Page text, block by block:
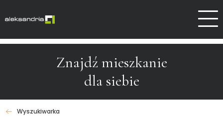
Znajdź mieszkanie
dla siebie
Wyszukiwarka